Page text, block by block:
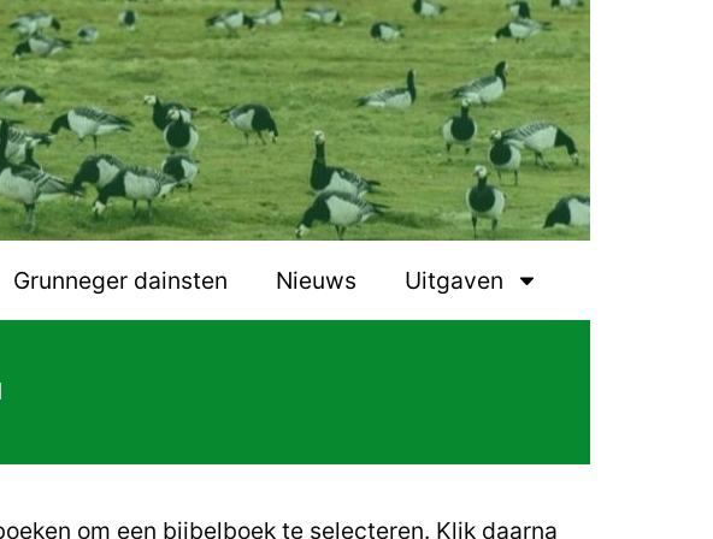
Grunneger dainsten Nieuws Uitgaven
om een bijbelboek te selecteren. Klik daarna